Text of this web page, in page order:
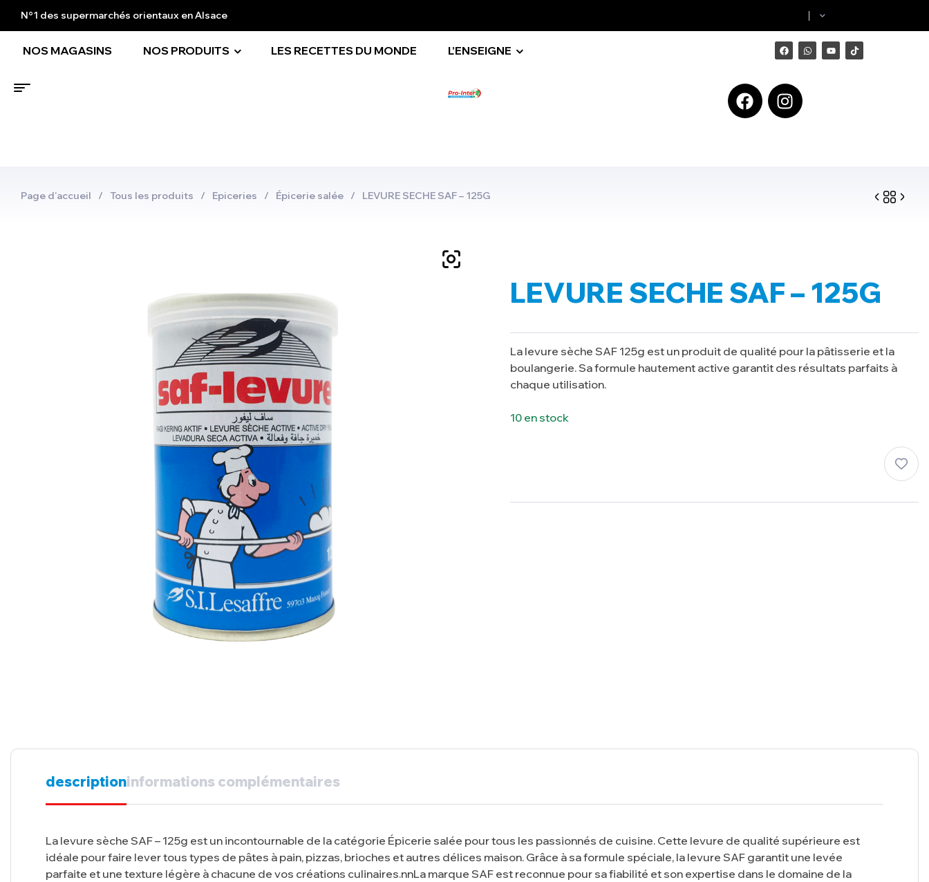
N°1 des supermarchés orientaux en Alsace
NOS MAGASINS NOS PRODUITS LES RECETTES DU MONDE L’ENSEIGNE
Page d'accueil / Tous les produits / Epiceries / Épicerie salée / LEVURE SECHE SAF – 125G
LEVURE SECHE SAF – 125G
La levure sèche SAF 125g est un produit de qualité pour la pâtisserie et la
boulangerie. Sa formule hautement active garantit des résultats parfaits à
chaque utilisation.
10 en stock
descriptioninformations complémentaires
La levure sèche SAF – 125g est un incontournable de la catégorie Épicerie salée pour tous les passionnés de cuisine. Cette levure de qualité supérieure est
idéale pour faire lever tous types de pâtes à pain, pizzas, brioches et autres délices maison. Grâce à sa formule spéciale, la levure SAF garantit une levée
parfaite et une texture légère à chacune de vos créations culinaires.nnLa marque SAF est reconnue pour sa fiabilité et son expertise dans le domaine de la